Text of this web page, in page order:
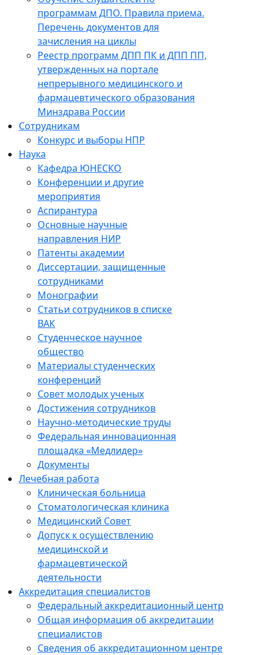
программам ДПО. Правила приема.
Перечень документов для
зачисления на циклы
Реестр программ ДПП ПК и ДПП ПП,
утвержденных на портале
непрерывного медицинского и
фармацевтического образования
Минздрава России
Сотрудникам
Конкурс и выборы НПР
Наука
Кафедра ЮНЕСКО
Конференции и другие
мероприятия
Аспирантура
Основные научные
направления НИР
Патенты академии
Диссертации, защищенные
сотрудниками
Монографии
Статьи сотрудников в списке
ВАК
Студенческое научное
общество
Материалы студенческих
конференций
Совет молодых ученых
Достижения сотрудников
Научно-методические труды
Федеральная инновационная
площадка «Медлидер»
Документы
Лечебная работа
Клиническая больница
Стоматологическая клиника
Медицинский Совет
Допуск к осуществлению
медицинской и
фармацевтической
деятельности
Аккредитация специалистов
Федеральный аккредитационный центр
Общая информация об аккредитации
специалистов
Сведения об аккредитационном центре